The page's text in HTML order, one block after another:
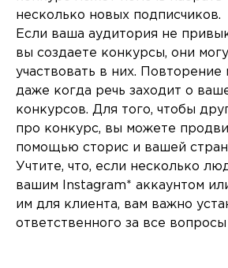
несколько новых подписчиков.
Если ваша аудитория не
вы создаете конкурсы, они
участвовать в них. Повторение
даже когда речь заходит о
конкурсов. Для того, чтобы
про конкурс, вы можете
помощью сторис и вашей
Учтите, что, если несколько
вашим Instagram* аккаунтом
им для клиента, вам важно
ответственного за все